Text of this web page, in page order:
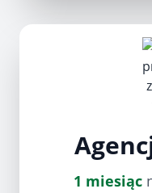
1 miesiąc